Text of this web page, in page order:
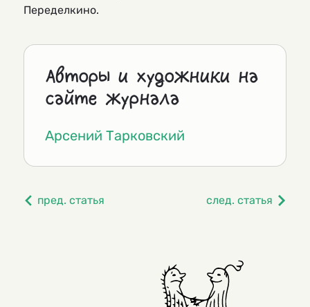
Переделкино.
Авторы и художники на
сайте журнала
Арсений Тарковский
пред. статья след. статья